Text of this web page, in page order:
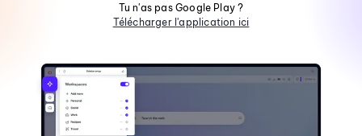
Tu n'as pas Google Play ?
Télécharger l'application ici